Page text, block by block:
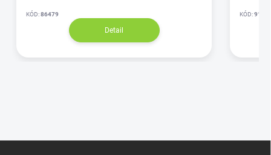
KÓD:86479
Detail
KÓD:915